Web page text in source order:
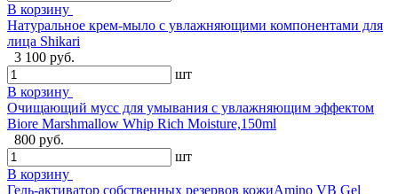
В корзину
Натуральное крем-мыло с увлажняющими компонентами для
лица Shikari
3 100 руб.
шт
В корзину
Очищающий мусс для умывания с увлажняющим эффектом
Biore Marshmallow Whip Rich Moisture,150ml
800 руб.
шт
В корзину
Гель-активатор собственных резервов кожиAmino VB Gel